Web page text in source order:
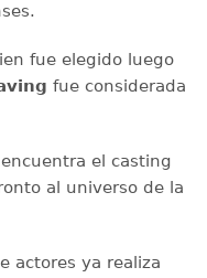
fue elegido luego
fue considerada
el casting
al universo de la
actores ya realiza